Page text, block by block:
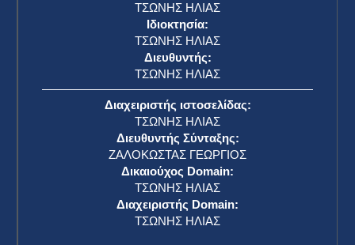
ΤΣΩΝΗΣ ΗΛΙΑΣ
Ιδιοκτησία:
ΤΣΩΝΗΣ ΗΛΙΑΣ
Διευθυντής:
ΤΣΩΝΗΣ ΗΛΙΑΣ
Διαχειριστής ιστοσελίδας:
ΤΣΩΝΗΣ ΗΛΙΑΣ
Διευθυντής Σύνταξης:
ΖΑΛΟΚΩΣΤΑΣ ΓΕΩΡΓΙΟΣ
Δικαιούχος Domain:
ΤΣΩΝΗΣ ΗΛΙΑΣ
Διαχειριστής Domain:
ΤΣΩΝΗΣ ΗΛΙΑΣ